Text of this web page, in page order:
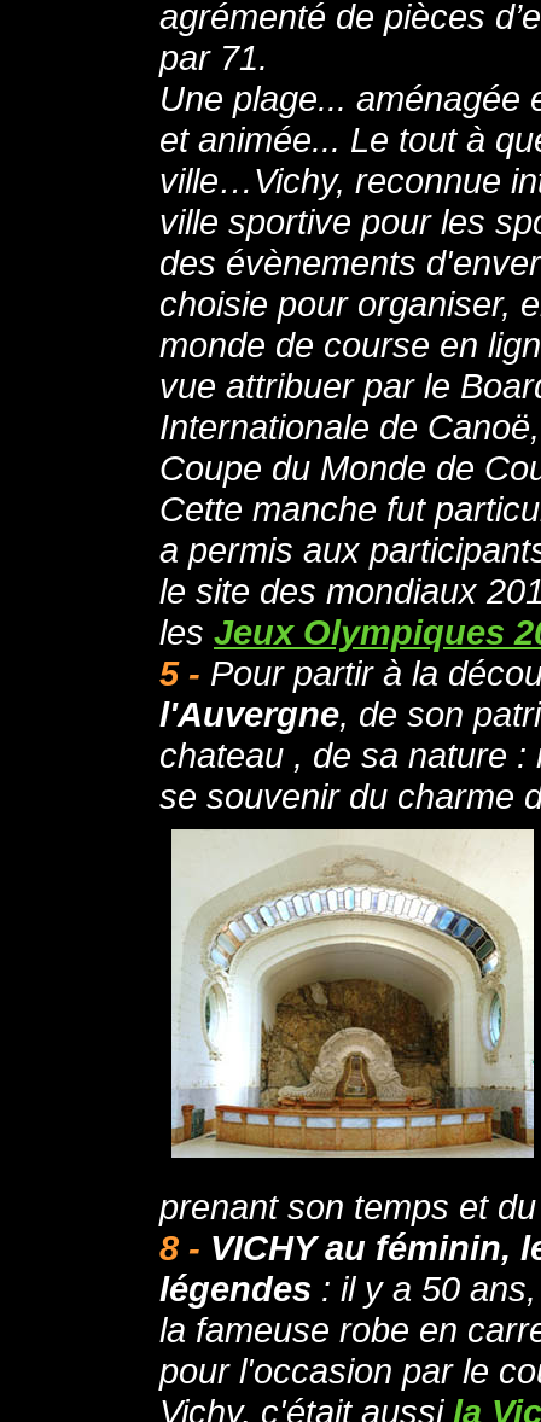
agrémenté de pièces
par 71.
Une plage... aménagée
et animée... Le tout à
ville…Vichy, reconnue
ville sportive pour les
des évènements
choisie pour organiser,
monde de course en
vue attribuer par le
Internationale de
Coupe du Monde de
Cette manche fut
a permis aux
le site des mondiaux
les Jeux Olympiques
5 - Pour partir à la
l'Auvergne, de son
chateau , de sa nature
se souvenir du charme
prenant son temps et
8 - VICHY au féminin,
légendes : il y a 50
la fameuse robe en
pour l'occasion par le
Vichy, c'était aussi la